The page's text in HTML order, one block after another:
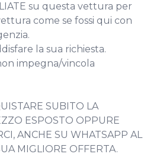
su questa vettura per
come se fossi qui con
la sua richiesta.
impegna/vincola
SUBITO LA
ESPOSTO OPPURE
ANCHE SU WHATSAPP AL
MIGLIORE OFFERTA.